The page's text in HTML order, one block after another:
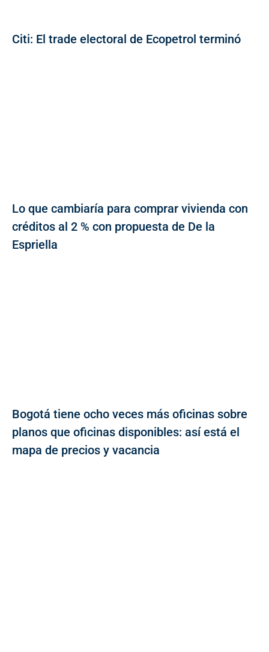
Citi: El trade electoral de Ecopetrol terminó
Lo que cambiaría para comprar vivienda con
créditos al 2 % con propuesta de De la
Espriella
Bogotá tiene ocho veces más oficinas sobre
planos que oficinas disponibles: así está el
mapa de precios y vacancia